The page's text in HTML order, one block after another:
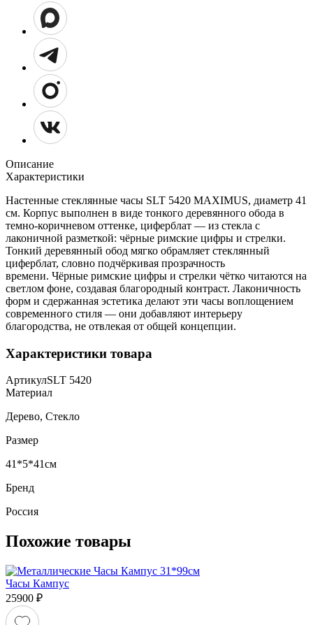
Описание
Характеристики
Настенные стеклянные часы SLT 5420 MAXIMUS, диаметр 41
см. Корпус выполнен в виде тонкого деревянного обода в
темно-коричневом оттенке, циферблат — из стекла с
лаконичной разметкой: чёрные римские цифры и стрелки.
Тонкий деревянный обод мягко обрамляет стеклянный
циферблат, словно подчёркивая прозрачность
времени. Чёрные римские цифры и стрелки чётко читаются на
светлом фоне, создавая благородный контраст. Лаконичность
форм и сдержанная эстетика делают эти часы воплощением
современного стиля — они добавляют интерьеру
благородства, не отвлекая от общей концепции.
Характеристики товара
АртикулSLT 5420
Материал
Дерево, Стекло
Размер
41*5*41см
Бренд
Россия
Похожие товары
Часы Кампус
25900 ₽